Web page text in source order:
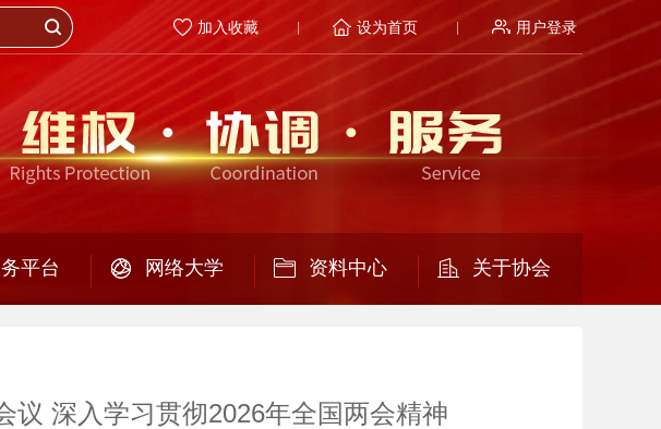
加入收藏 设为首页 用户登录
平台 网络大学 资料中心 关于协会
议 深入学习贯彻2026年全国两会精神